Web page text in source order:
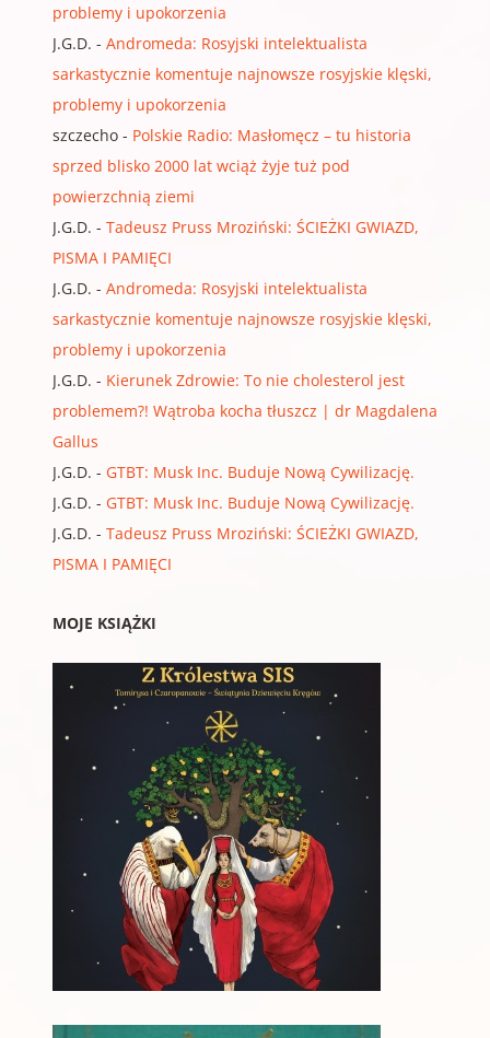
problemy i upokorzenia
J.G.D. - Andromeda: Rosyjski intelektualista
sarkastycznie komentuje najnowsze rosyjskie klęski,
problemy i upokorzenia
szczecho- Polskie Radio: Masłomęcz – tu historia
sprzed blisko 2000 lat wciąż żyje tuż pod
powierzchnią ziemi
J.G.D. - Tadeusz Pruss Mroziński: ŚCIEŻKI GWIAZD,
PISMA I PAMIĘCI
J.G.D. - Andromeda: Rosyjski intelektualista
sarkastycznie komentuje najnowsze rosyjskie klęski,
problemy i upokorzenia
J.G.D. - Kierunek Zdrowie: To nie cholesterol jest
problemem?! Wątroba kocha tłuszcz | dr Magdalena
Gallus
J.G.D. - GTBT: Musk Inc. Buduje Nową Cywilizację.
J.G.D. - GTBT: Musk Inc. Buduje Nową Cywilizację.
J.G.D. - Tadeusz Pruss Mroziński: ŚCIEŻKI GWIAZD,
PISMA I PAMIĘCI
MOJE KSIĄŻKI